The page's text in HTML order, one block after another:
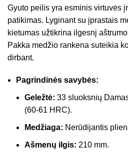
Gyuto peilis yra esminis virtuvės
patikimas. Lyginant su įprastais
kietumas užtikrina ilgesnį
Pakka medžio rankena suteikia
dirbant.
Pagrindinės savybės:
Geležtė: 33 sluoksnių
(60-61 HRC).
Medžiaga: Nerūdijantis
Ašmenų ilgis: 210 mm.